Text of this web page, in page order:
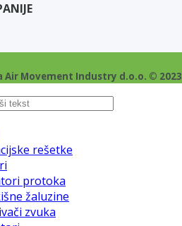
Air Movement Industry d.o.o. © 2023
rešetke
protoka
žaluzine
zvuka